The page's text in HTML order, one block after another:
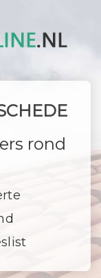
rond